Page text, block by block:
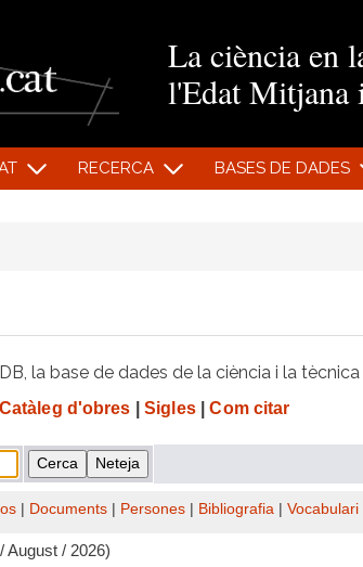
La ciència en
l'Edat Mitjana
RECERCA BASES DE DADES
la base de dades de la ciència i la
Catàleg d'obres Sigles| Com citar
Documents Persones Bibliografia Vocabulari
August / 2026)